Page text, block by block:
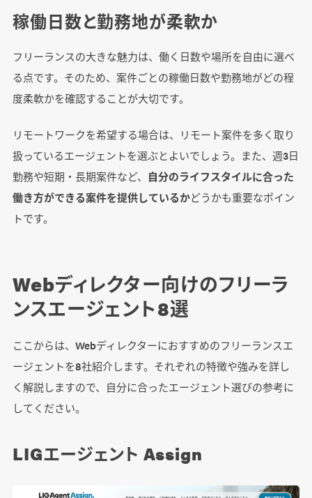
よくある質問
フリーランスエージェントは複数登録すべきで
エージェントの利用に手数料はかかりますか？
フリーランスWebディレクターの需要はありま
すか？
さいごに
稼働日数と勤務地が柔軟か
フリーランスの大きな魅力は、働く日数や場所を自由に選べ
る点です。そのため、案件ごとの稼働日数や勤務地がどの程
度柔軟かを確認することが大切です。
リモートワークを希望する場合は、リモート案件を多く取り
扱っているエージェントを選ぶとよいでしょう。また、週3日
勤務や短期・長期案件など、 自分のライフスタイルに合った
働き方ができる案件を提供しているかどうかも重要なポイン
トです。
Webディレクター向けのフリーラ
ンスエージェント8選
ここからは、Webディレクターにおすすめのフリーランスエ
ージェントを8社紹介します。それぞれの特徴や強みを詳し
く解説しますので、自分に合ったエージェント選びの参考に
してください。
LIGエージェント Assign